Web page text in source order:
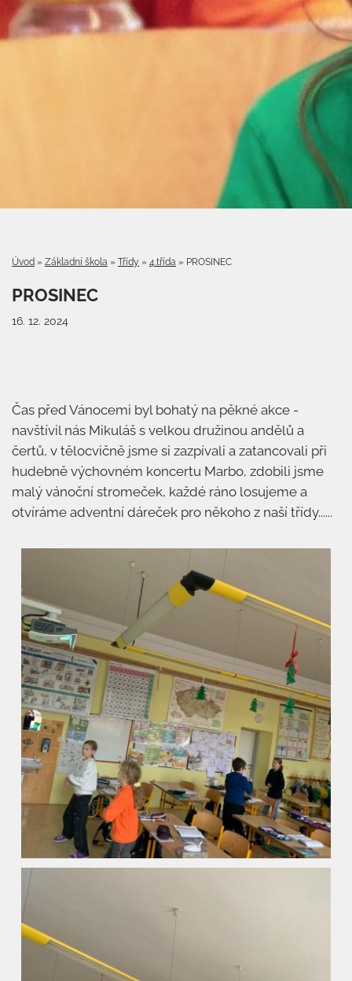
Úvod » Základní škola » Třídy » 4.třída » PROSINEC
PROSINEC
16. 12. 2024
Čas před Vánocemi byl bohatý na pěkné akce -
navštívil nás Mikuláš s velkou družinou andělů a
čertů, v tělocvičně jsme si zazpívali a zatancovali při
hudebně výchovném koncertu Marbo, zdobili jsme
malý vánoční stromeček, každé ráno losujeme a
otvíráme adventní dáreček pro někoho z naší třídy......